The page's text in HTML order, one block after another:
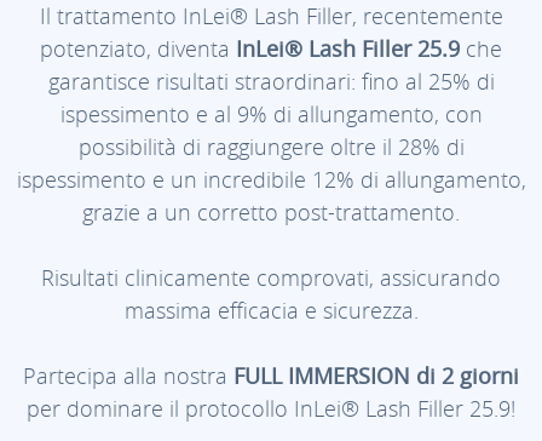
Il trattamento InLei® Lash Filler, recentemente
potenziato, diventa InLei® Lash Filler 25.9 che
garantisce risultati straordinari: fino al 25% di
ispessimento e al 9% di allungamento, con
possibilità di raggiungere oltre il 28% di
ispessimento e un incredibile 12% di allungamento,
grazie a un corretto post-trattamento.
Risultati clinicamente comprovati, assicurando
massima efficacia e sicurezza.
Partecipa alla nostra FULL IMMERSION di 2 giorni
per dominare il protocollo InLei® Lash Filler 25.9!